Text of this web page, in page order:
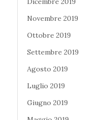
Novembre 2019
Ottobre 2019
Settembre 2019
Agosto 2019
Luglio 2019
Giugno 2019